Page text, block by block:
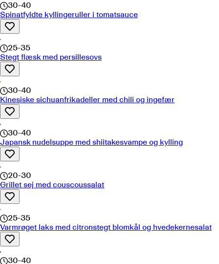
30-40
Spinatfyldte kyllingeruller i tomatsauce
25-35
Stegt flæsk med persillesovs
30-40
Kinesiske sichuanfrikadeller med chili og ingefær
30-40
Japansk nudelsuppe med shiitakesvampe og kylling
20-30
Grillet sej med couscoussalat
25-35
Varmrøget laks med citronstegt blomkål og hvedekernesalat
30-40